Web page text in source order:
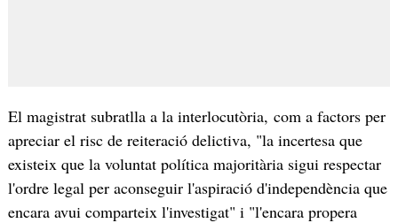
El magistrat subratlla a la interlocutòria, com a factors per
apreciar el risc de reiteració delictiva, "la incertesa que
existeix que la voluntat política majoritària sigui respectar
l'ordre legal per aconseguir l'aspiració d'independència que
encara avui comparteix l'investigat" i "l'encara propera